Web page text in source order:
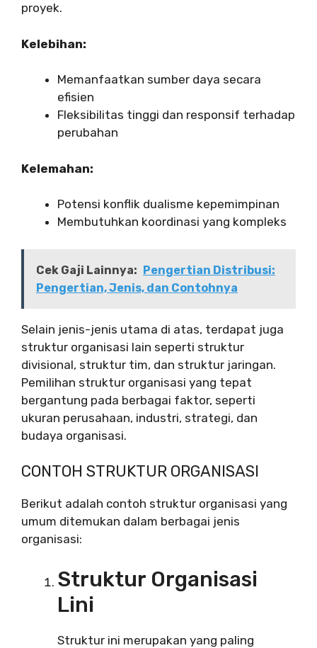
proyek.
Kelebihan:
Memanfaatkan sumber daya secara
efisien
Fleksibilitas tinggi dan responsif terhadap
perubahan
Kelemahan:
Potensi konflik dualisme kepemimpinan
Membutuhkan koordinasi yang kompleks
Cek Gaji Lainnya: Pengertian Distribusi:
Pengertian, Jenis, dan Contohnya
Selain jenis-jenis utama di atas, terdapat juga
struktur organisasi lain seperti struktur
divisional, struktur tim, dan struktur jaringan.
Pemilihan struktur organisasi yang tepat
bergantung pada berbagai faktor, seperti
ukuran perusahaan, industri, strategi, dan
budaya organisasi.
CONTOH STRUKTUR ORGANISASI
Berikut adalah contoh struktur organisasi yang
umum ditemukan dalam berbagai jenis
organisasi:
Struktur Organisasi
Lini
Struktur ini merupakan yang paling